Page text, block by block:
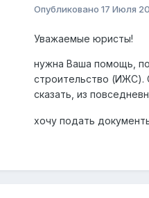
Опубликовано 17 Июля
Уважаемые юристы!
нужна Ваша помощь,
строительство (ИЖС).
сказать, из
хочу подать